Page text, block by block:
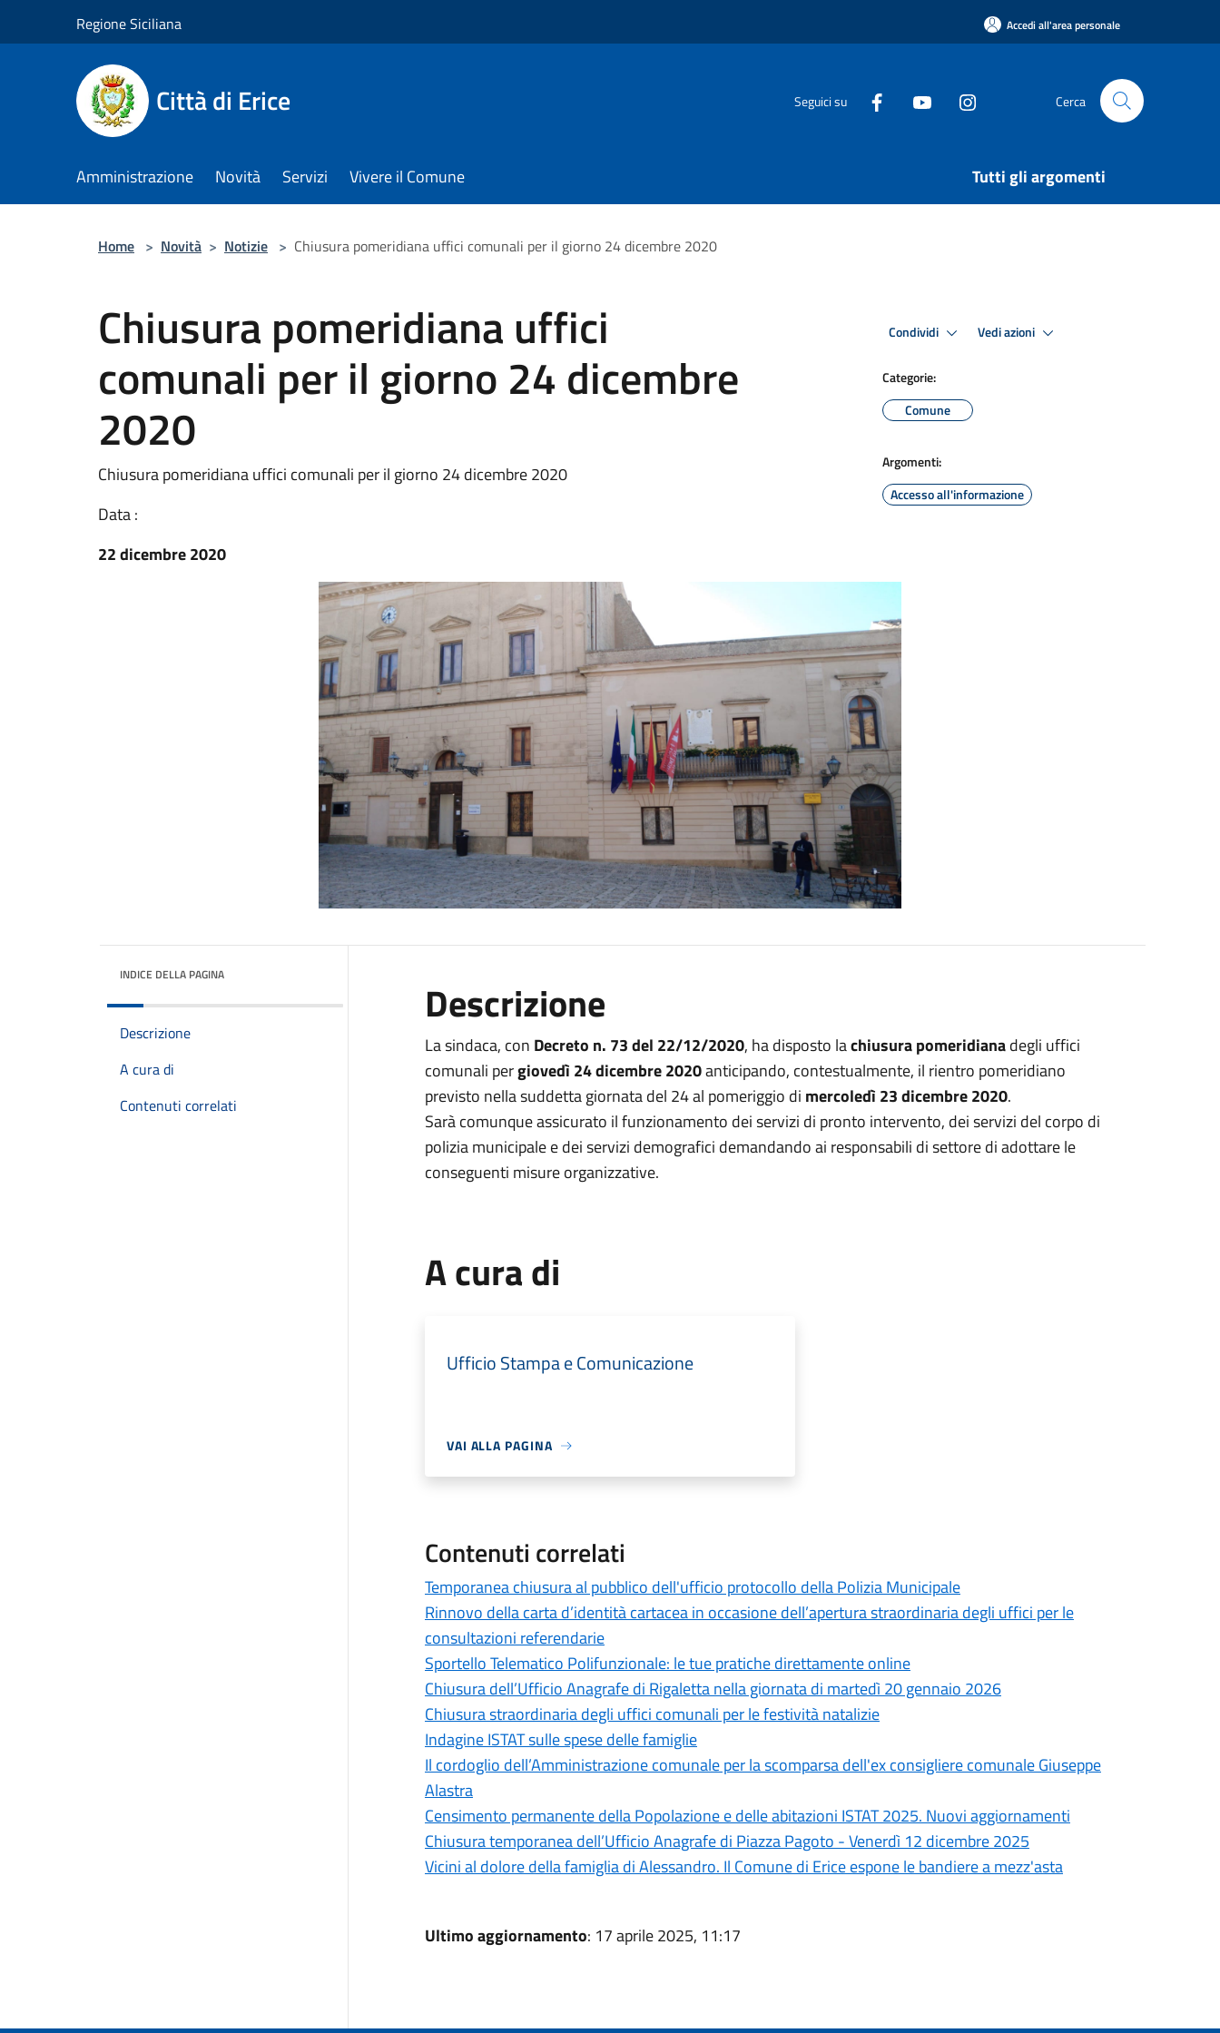
Regione Siciliana Accedi all'area personale
Città di Erice Seguici su Cerca
Amministrazione Novità Servizi Vivere il Comune Tutti gli argomenti
Home > Novità > Notizie > Chiusura pomeridiana uffici comunali per il giorno 24 dicembre 2020
Chiusura pomeridiana uffici
comunali per il giorno 24 dicembre
2020
Chiusura pomeridiana uffici comunali per il giorno 24 dicembre 2020
Data :
22 dicembre 2020
Condividi Vedi azioni
Categorie:
Comune
Argomenti:
Accesso all'informazione
INDICE DELLA PAGINA
Descrizione
A cura di
Contenuti correlati
Descrizione
La sindaca, con Decreto n. 73 del 22/12/2020, ha disposto lachiusura pomeridianadegli uffici
comunali pergiovedì 24 dicembre 2020anticipando, contestualmente, il rientro pomeridiano
previsto nella suddetta giornata del 24 al pomeriggio di mercoledì 23 dicembre 2020.
Sarà comunque assicurato il funzionamento dei servizi di pronto intervento, dei servizi del corpo di
polizia municipale e dei servizi demografici demandando ai responsabili di settore di adottare le
conseguenti misure organizzative.
A cura di
Ufficio Stampa e Comunicazione
VAI ALLA PAGINA
Contenuti correlati
Temporanea chiusura al pubblico dell'ufficio protocollo della Polizia Municipale
Rinnovo della carta d’identità cartacea in occasione dell’apertura straordinaria degli uffici per le
consultazioni referendarie
Sportello Telematico Polifunzionale: le tue pratiche direttamente online
Chiusura dell’Ufficio Anagrafe di Rigaletta nella giornata di martedì 20 gennaio 2026
Chiusura straordinaria degli uffici comunali per le festività natalizie
Indagine ISTAT sulle spese delle famiglie
Il cordoglio dell’Amministrazione comunale per la scomparsa dell'ex consigliere comunale Giuseppe
Alastra
Censimento permanente della Popolazione e delle abitazioni ISTAT 2025. Nuovi aggiornamenti
Chiusura temporanea dell’Ufficio Anagrafe di Piazza Pagoto - Venerdì 12 dicembre 2025
Vicini al dolore della famiglia di Alessandro. Il Comune di Erice espone le bandiere a mezz'asta
Ultimo aggiornamento: 17 aprile 2025, 11:17